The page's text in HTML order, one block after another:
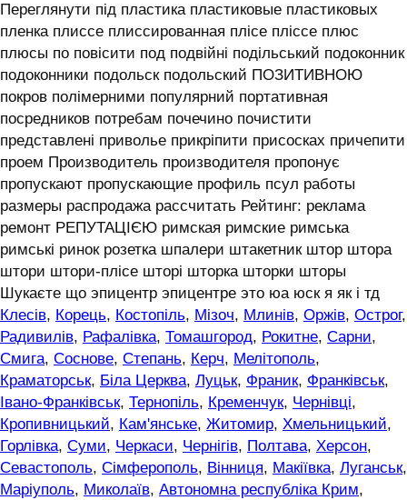
Переглянути під пластика пластиковые пластиковых
пленка плиссе плиссированная плісе пліссе плюс
плюсы по повісити под подвійні подільський подоконник
подоконники подольск подольский ПОЗИТИВНОЮ
покров полімерними популярний портативная
посредников потребам почечино почистити
представлені приволье прикріпити присосках причепити
проем Производитель производителя пропонує
пропускают пропускающие профиль псул работы
размеры распродажа рассчитать Рейтинг: реклама
ремонт РЕПУТАЦІЄЮ римская римские римська
римські ринок розетка шпалери штакетник штор штора
штори штори-плісе шторі шторка шторки шторы
Шукаєте що эпицентр эпицентре это юа юск я як і тд
Клесів, Корець, Костопіль, Мізоч, Млинів, Оржів, Острог,
Радивилів, Рафалівка, Томашгород, Рокитне, Сарни,
Смига, Соснове, Степань, Керч, Мелітополь,
Краматорськ, Біла Церква, Луцьк, Франик, Франківськ,
Івано-Франківськ, Тернопіль, Кременчук, Чернівці,
Кропивницький, Кам'янське, Житомир, Хмельницький,
Горлівка, Суми, Черкаси, Чернігів, Полтава, Херсон,
Севастополь, Сімферополь, Вінниця, Макіївка, Луганськ,
Маріуполь, Миколаїв, Автономна республіка Крим,